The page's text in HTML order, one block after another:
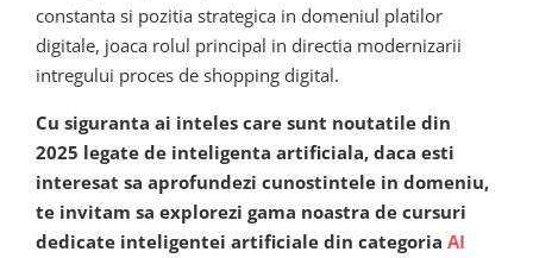
constanta si pozitia strategica in domeniul platilor
digitale, joaca rolul principal in directia modernizarii
intregului proces de shopping digital.
Cu siguranta ai inteles care sunt noutatile din
2025 legate de inteligenta artificiala, daca esti
interesat sa aprofundezi cunostintele in domeniu,
te invitam sa explorezi gama noastra de cursuri
dedicate inteligentei artificiale din categoria AI